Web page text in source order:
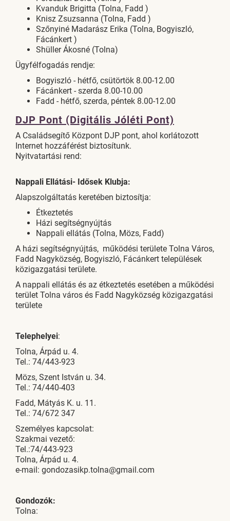
Kvanduk Brigitta (Tolna, Fadd )
Knisz Zsuzsanna (Tolna, Fadd )
Szőnyiné Madarász Erika (Tolna, Bogyiszló,
Fácánkert )
Shüller Ákosné (Tolna)
Ügyfélfogadás rendje:
Bogyiszló - hétfő, csütörtök 8.00-12.00
Fácánkert - szerda 8.00-10.00
Fadd - hétfő, szerda, péntek 8.00-12.00
DJP Pont (Digitális Jóléti Pont)
A Családsegítő Központ DJP pont, ahol korlátozott
Internet hozzáférést biztosítunk.
Nyitvatartási rend:
Nappali Ellátási- Idősek Klubja:
Alapszolgáltatás keretében biztosítja:
Étkeztetés
Házi segítségnyújtás
Nappali ellátás (Tolna, Mözs, Fadd)
A házi segítségnyújtás, működési területe Tolna Város,
Fadd Nagyközség, Bogyiszló, Fácánkert települések
közigazgatási területe.
A nappali ellátás és az étkeztetés esetében a működési
terület Tolna város és Fadd Nagyközség közigazgatási
területe
Telephelyei:
Tolna, Árpád u. 4.
Tel.: 74/443-923
Mözs, Szent István u. 34.
Tel.: 74/440-403
Fadd, Mátyás K. u. 11.
Tel.: 74/672 347
Személyes kapcsolat:
Szakmai vezető:
Tel.:74/443-923
Tolna, Árpád u. 4.
e-mail: gondozasikp.tolna@gmail.com
Gondozók:
Tolna: